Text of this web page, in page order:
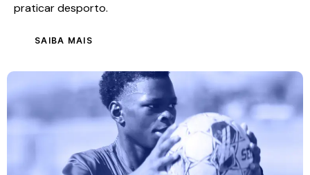
praticar desporto.
SAIBA MAIS